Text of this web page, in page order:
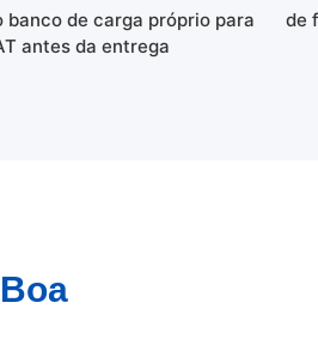
banco de carga próprio para
antes da entrega
de